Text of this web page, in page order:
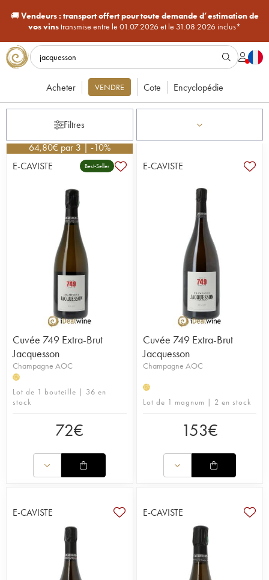
🚚Vendeurs : transport offert pour toute demande d’estimation de
vos vinstransmise entre le 01.07.2026 et le 31.08.2026 inclus*
Acheter VENDRE Cote Encyclopédie
Filtres
64,80€par 3 | -10%
E-CAVISTE
Best-Seller
Cuvée 749 Extra-Brut
Jacquesson
Champagne AOC
H
Lot de 1 bouteille | 36 en
stock
72€
E-CAVISTE
Cuvée 749 Extra-Brut
Jacquesson
Champagne AOC
H
Lot de 1 magnum | 2 en stock
153€
E-CAVISTE E-CAVISTE